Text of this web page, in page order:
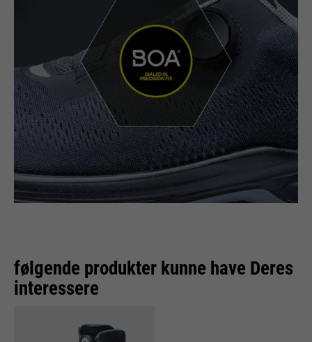
følgende produkter kunne have Deres
interessere